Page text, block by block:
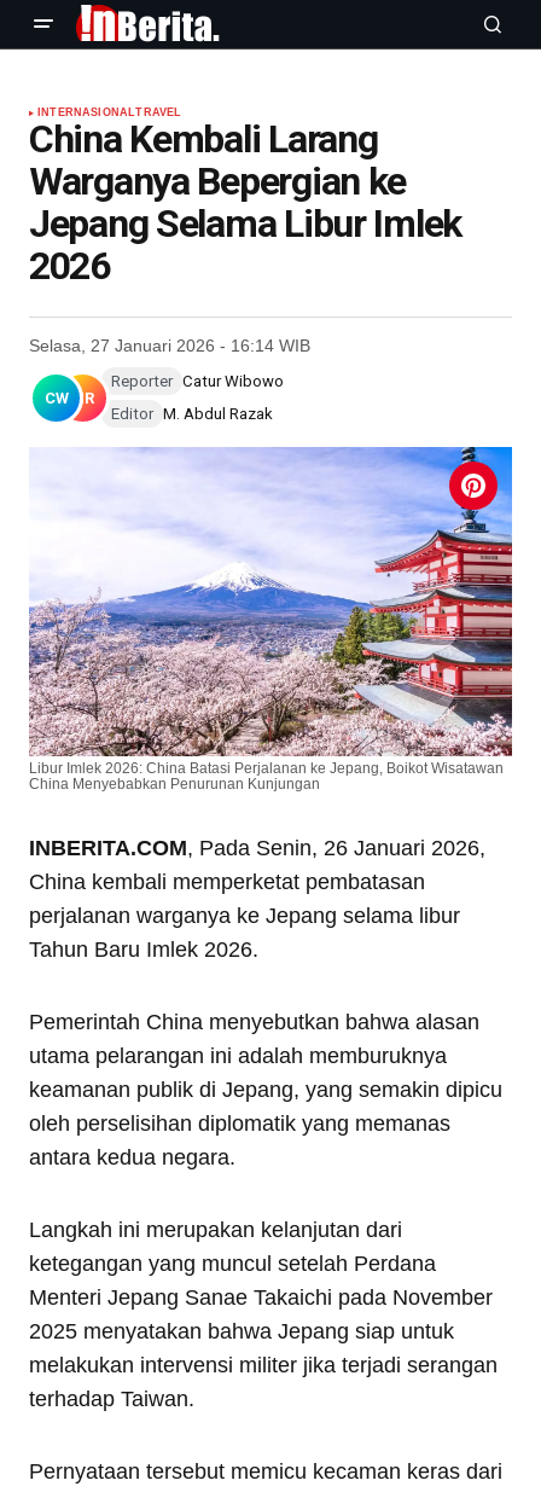
INTERNASIONALTRAVEL
China Kembali Larang
Warganya Bepergian ke
Jepang Selama Libur Imlek
2026
Selasa, 27 Januari 2026 - 16:14 WIB
CW MR
Reporter Catur Wibowo
Editor M. Abdul Razak
Libur Imlek 2026: China Batasi Perjalanan ke Jepang, Boikot Wisatawan
China Menyebabkan Penurunan Kunjungan
INBERITA.COM, Pada Senin, 26 Januari 2026,
China kembali memperketat pembatasan
perjalanan warganya ke Jepang selama libur
Tahun Baru Imlek 2026.
Pemerintah China menyebutkan bahwa alasan
utama pelarangan ini adalah memburuknya
keamanan publik di Jepang, yang semakin dipicu
oleh perselisihan diplomatik yang memanas
antara kedua negara.
Langkah ini merupakan kelanjutan dari
ketegangan yang muncul setelah Perdana
Menteri Jepang Sanae Takaichi pada November
2025 menyatakan bahwa Jepang siap untuk
melakukan intervensi militer jika terjadi serangan
terhadap Taiwan.
Pernyataan tersebut memicu kecaman keras dari